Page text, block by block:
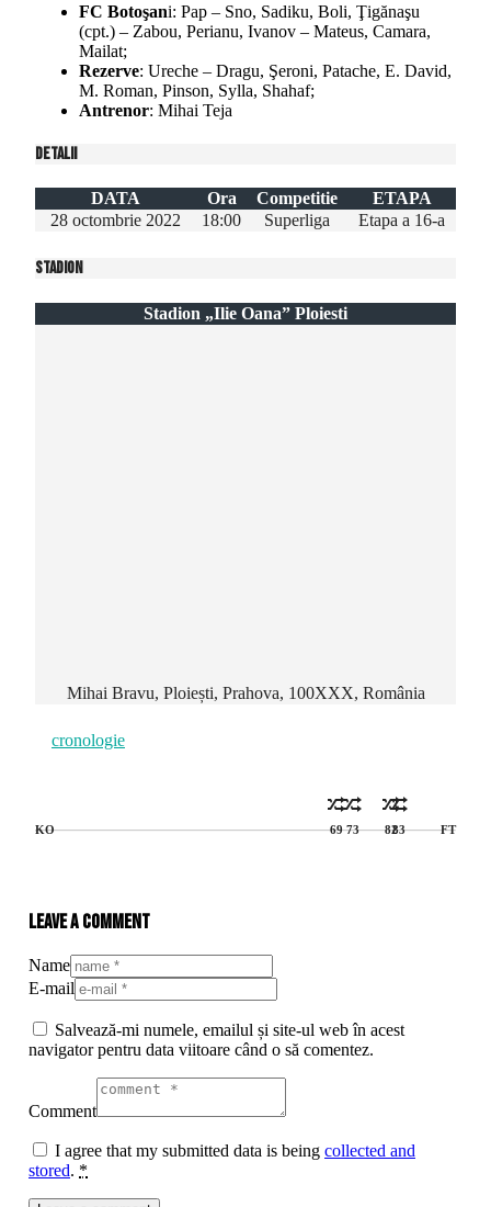
FC Botoşani: Pap – Sno, Sadiku, Boli, Ţigănaşu
(cpt.) – Zabou, Perianu, Ivanov – Mateus, Camara,
Mailat;
Rezerve: Ureche – Dragu, Şeroni, Patache, E. David,
M. Roman, Pinson, Sylla, Shahaf;
Antrenor: Mihai Teja
Detalii
DATA Ora Competitie
ETAPA
28 octombrie 2022
18:00 Superliga Etapa a 16-a
Stadion
Stadion „Ilie Oana” Ploiesti
Mihai Bravu, Ploiești, Prahova, 100XXX, România
cronologie
KO 69 73 8283 FT
Leave a comment
Name
E-mail
Salvează-mi numele, emailul și site-ul web în acest
navigator pentru data viitoare când o să comentez.
Comment
I agree that my submitted data is being collected and
stored. *